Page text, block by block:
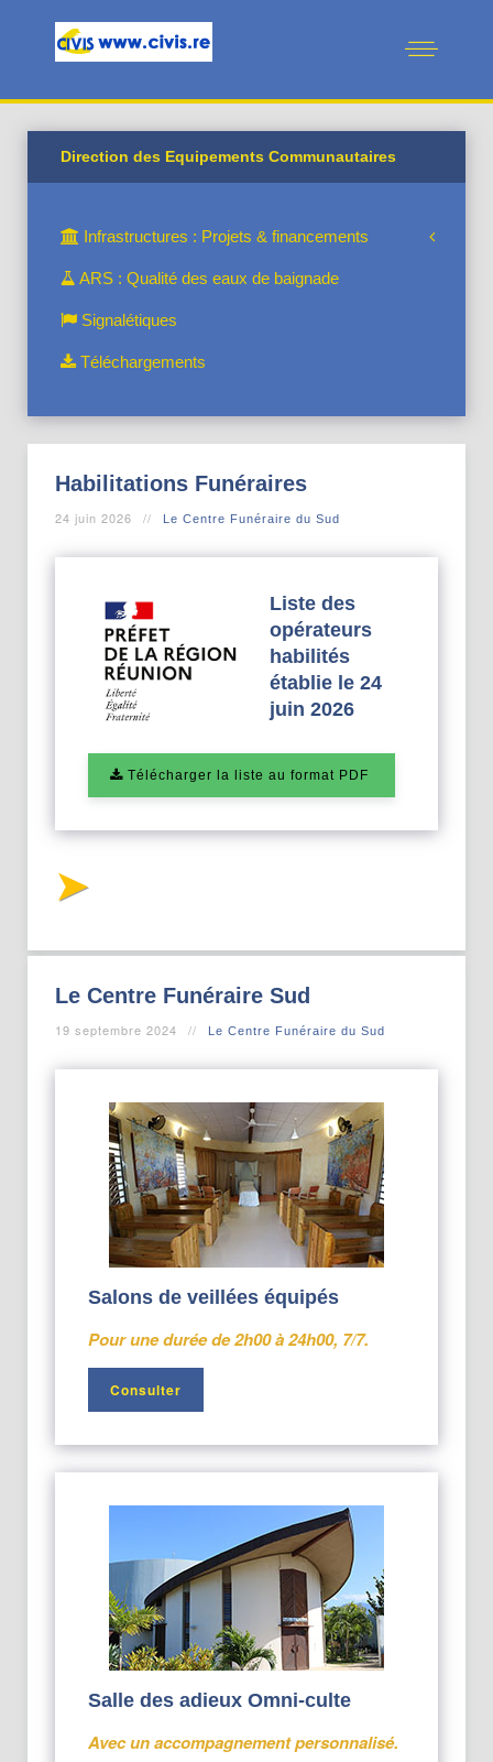
Direction des Equipements Communautaires
Infrastructures : Projets & financements
ARS : Qualité des eaux de baignade
Signalétiques
Téléchargements
Habilitations Funéraires
24 juin 2026 Le Centre Funéraire du Sud
Liste des
opérateurs
habilités
établie le 24
juin 2026
Télécharger la liste au format PDF
Le Centre Funéraire Sud
19 septembre 2024 Le Centre Funéraire du Sud
Salons de veillées équipés
Pour une durée de 2h00 à 24h00, 7/7.
Consulter
Salle des adieux Omni-culte
Avec un accompagnement personnalisé.